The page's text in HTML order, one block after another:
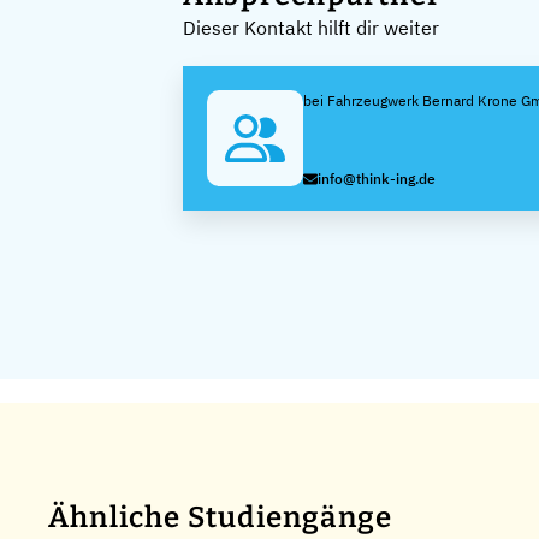
Dieser Kontakt hilft dir weiter
bei Fahrzeugwerk Bernard Krone
info@think-ing.de
Ähnliche Studiengänge